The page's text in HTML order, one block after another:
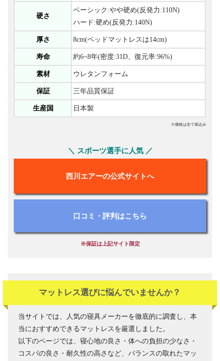
硬さ
ベーシック:やや硬め(反発力:110N)
ハード:硬め(反発力:140N)
厚さ 8cm(ベッドマットレスは14cm)
寿命 約6~8年(密度:31D、復元率:96%)
素材 ウレタンフォーム
保証 三年品質保証
生産国 日本製
※価格は全て税込み
＼ スポーツ選手に人気 ／
西川エアーの公式サイトへ
口コミ・評判はこちら
※保証は上記サイト限定
マットレス選びに悩んでいませんか？
当サイトでは、人気の寝具メーカーを徹底的に調査し、本
当におすすめできるマットレスを厳選しました。
以下のページでは、寝心地の良さ・体への負担の少なさ・
コスパの良さ・耐久性の高さなど、バランスの取れたマッ